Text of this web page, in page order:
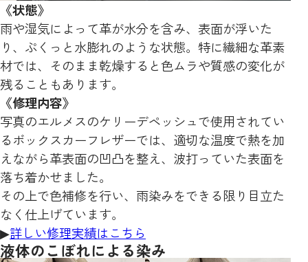
《状態》
雨や湿気によって革が水分を含み、表面が浮いた
り、ぷくっと水膨れのような状態。特に繊細な革素
材では、そのまま乾燥すると色ムラや質感の変化が
残ることもあります。
《修理内容》
写真のエルメスのケリーデペッシュで使用されてい
るボックスカーフレザーでは、適切な温度で熱を加
えながら革表面の凹凸を整え、波打っていた表面を
落ち着かせました。
その上で色補修を行い、雨染みをできる限り目立た
なく仕上げています。
▶詳しい修理実績はこちら
液体のこぼれによる染み